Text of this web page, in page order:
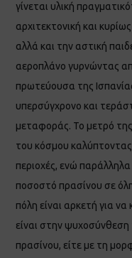
γίνεται υλική
αρχιτεκτονική και
αλλά και την αστική
αεροπλάνο γυρνώντας
πρωτεύουσα της
υπερσύγχρονο και
μεταφοράς. Το μετρό
του κόσμου καλύπτοντας
περιοχές, ενώ
ποσοστό πρασίνου σε
πόλη είναι αρκετή για
είναι στην
πρασίνου, είτε με τη